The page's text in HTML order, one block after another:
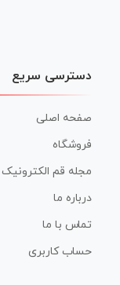
دسترسی سریع
صفحه اصلی
فروشگاه
مجله قم الکترونیک
درباره ما
تماس با ما
حساب کاربری